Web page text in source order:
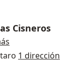
Cisneros
1 dirección